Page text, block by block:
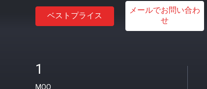
ベストプライス
メールでお問い合わ
せ
1
MOQ